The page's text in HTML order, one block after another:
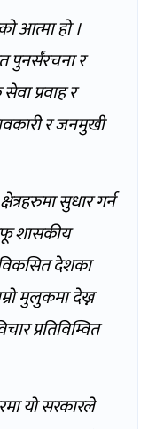
आत्मा हो ।
र
प्रवाह र
र जनमुखी
सुधार गर्न
शासकीय
देशका
मुलुकमा देख्न
प्रतिविम्वित
यो सरकारले